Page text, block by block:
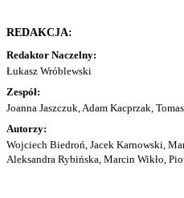
REDAKCJA:
Redaktor Naczelny:
Łukasz Wróblewski
Zespół:
Joanna Jaszczuk, Adam Kacprzak,
Autorzy:
Wojciech Biedroń, Jacek Karnowski,
Aleksandra Rybińska, Marcin Wikło,